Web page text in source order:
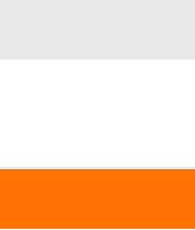
Hoog S1, S2, S3